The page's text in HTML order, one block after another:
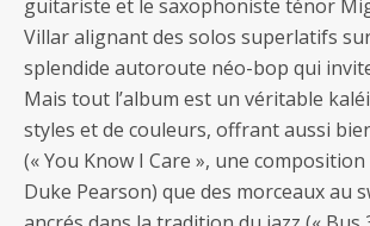
guitariste et le saxophoniste ténor
Villar alignant des solos superlatifs
splendide autoroute néo-bop qui
Mais tout l’album est un véritable
styles et de couleurs, offrant aussi
(« You Know I Care », une
Duke Pearson) que des morceaux au